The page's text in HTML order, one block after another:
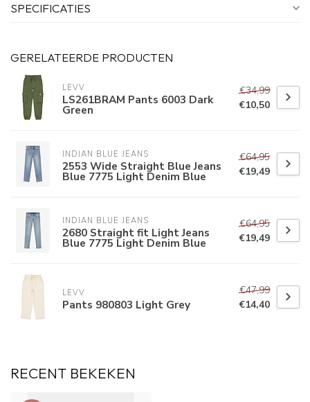
SPECIFICATIES
GERELATEERDE PRODUCTEN
LEVV
LS261BRAM Pants 6003 Dark
Green
€34,99
€10,50
INDIAN BLUE JEANS
2553 Wide Straight Blue Jeans
Blue 7775 Light Denim Blue
€64,95
€19,49
INDIAN BLUE JEANS
2680 Straight fit Light Jeans
Blue 7775 Light Denim Blue
€64,95
€19,49
LEVV
Pants 980803 Light Grey
€47,99
€14,40
RECENT BEKEKEN